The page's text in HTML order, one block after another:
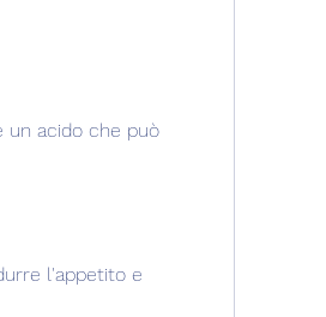
un acido che può
l'appetito e